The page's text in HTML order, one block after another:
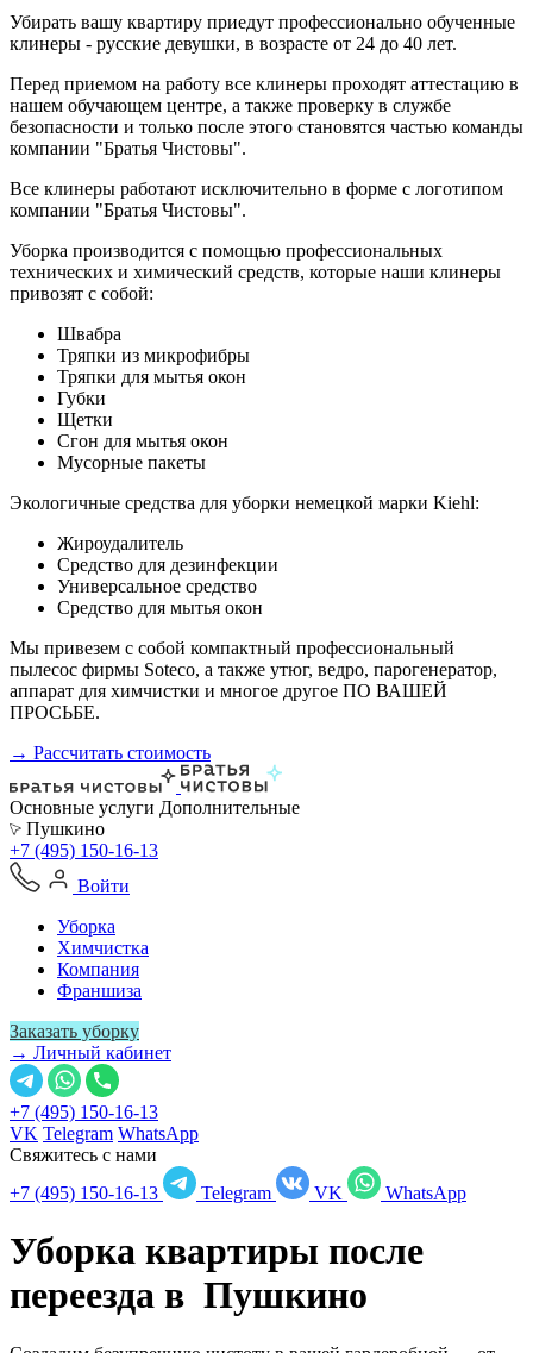
Убирать вашу квартиру приедут профессионально обученные
клинеры - русские девушки, в возрасте от 24 до 40 лет.
Перед приемом на работу все клинеры проходят аттестацию в
нашем обучающем центре, а также проверку в службе
безопасности и только после этого становятся частью команды
компании "Братья Чистовы".
Все клинеры работают исключительно в форме с логотипом
компании "Братья Чистовы".
Уборка производится с помощью профессиональных
технических и химический средств, которые наши клинеры
привозят с собой:
Швабра
Тряпки из микрофибры
Тряпки для мытья окон
Губки
Щетки
Сгон для мытья окон
Мусорные пакеты
Экологичные средства для уборки немецкой марки Kiehl:
Жироудалитель
Средство для дезинфекции
Универсальное средство
Средство для мытья окон
Мы привезем с собой компактный профессиональный
пылесос фирмы Soteco, а также утюг, ведро, парогенератор,
аппарат для химчистки и многое другое ПО ВАШЕЙ
ПРОСЬБЕ.
→ Рассчитать стоимость
Основные услуги Дополнительные
Пушкино
+7 (495) 150-16-13
Войти
Уборка
Химчистка
Компания
Франшиза
Заказать уборку
→ Личный кабинет
+7 (495) 150-16-13
VK Telegram WhatsApp
Свяжитесь с нами
+7 (495) 150-16-13
Telegram VK WhatsApp
Уборка квартиры после
переезда в Пушкино